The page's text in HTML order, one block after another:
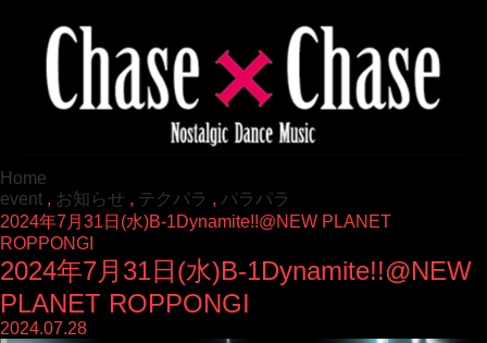
Home
event , お知らせ , テクパラ , パラパラ
2024年7月31日(水)B-1Dynamite!!@NEW PLANET
ROPPONGI
2024年7月31日(水)B-1Dynamite!!@NEW
PLANET ROPPONGI
2024.07.28